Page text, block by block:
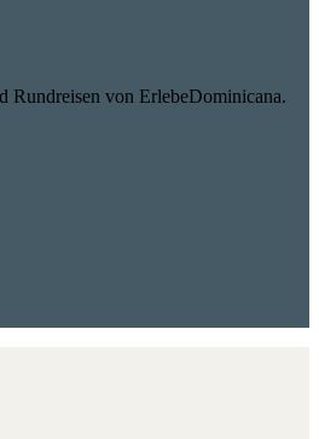
Rundreisen von ErlebeDominicana.